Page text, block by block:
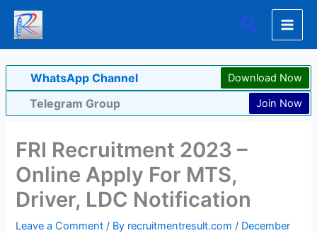
Skip
content
Search
WhatsApp Channel Download Now
Telegram Group Join Now
FRI Recruitment 2023 –
Online Apply For MTS,
Driver, LDC Notification
Leave a Comment / By recruitmentresult.com/ December